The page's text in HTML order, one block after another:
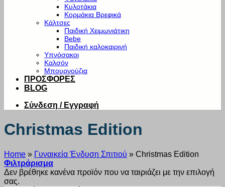
Κυλοτάκια
Κορμάκια Βρεφικά
Κάλτσες
Παιδική Χειμωνιάτικη
Bebe
Παιδική καλοκαιρινή
Υπνόσακοι
Καλσόν
Μπουρνούζια
ΠΡΟΣΦΟΡΕΣ
BLOG
Σύνδεση / Εγγραφή
Christmas Edition
Home » Γυναικεία Ένδυση Σπιτιού » Christmas Edition
Φιλτράρισμα
Δεν βρέθηκε κανένα προϊόν που να ταιριάζει με την επιλογή
σας.